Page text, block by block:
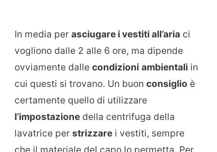
In media per asciugare i vestiti all’aria ci
vogliono dalle 2 alle 6 ore, ma dipende
ovviamente dalle condizioni ambientali in
cui questi si trovano. Un buon consiglio è
certamente quello di utilizzare
l’impostazione della centrifuga della
lavatrice per strizzare i vestiti, sempre
che il materiale del capo lo permetta. Per